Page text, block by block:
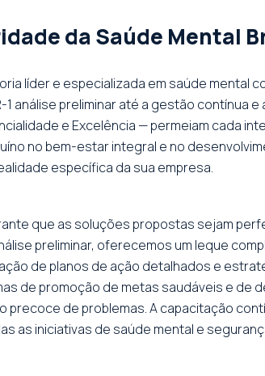
da Saúde Mental
líder e especializada em saúde
análise preliminar até a gestão contínua
e Excelência — permeiam cada
no bem-estar integral e no
específica da sua empresa.
que as soluções propostas sejam
preliminar, oferecemos um leque
de planos de ação detalhados e
de promoção de metas saudáveis e de
de problemas. A capacitação
as iniciativas de saúde mental e